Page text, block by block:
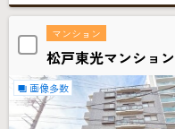
マンション
松戸東光マンション
画像多数